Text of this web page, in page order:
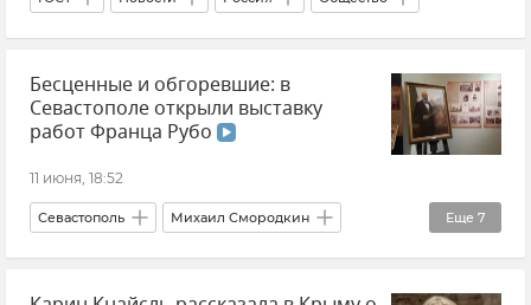
Бесценные и обгоревшие: в
Севастополе открыли выставку
работ Франца Рубо
11 июня, 18:52
Еще 7
Севастополь Михаил Смородкин
Удар ВСУ по Панораме "Оборона Севастополя"